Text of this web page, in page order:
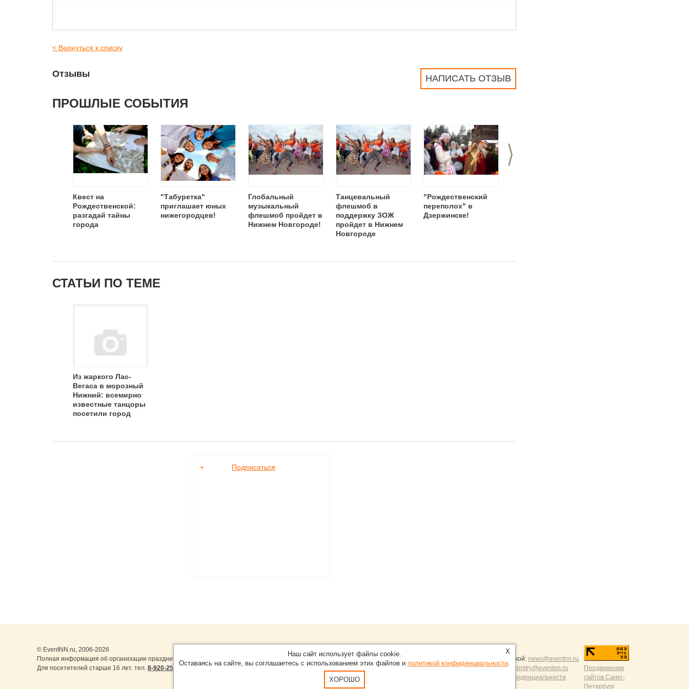
< Вернуться к списку
НАПИСАТЬ ОТЗЫВ
Отзывы
ПРОШЛЫЕ СОБЫТИЯ
>
Квест на
Рождественской:
разгадай тайны
города
"Табуретка"
приглашает юных
нижегородцев!
Глобальный
музыкальный
флешмоб пройдет в
Нижнем Новгороде!
Танцевальный
флешмоб в
поддержку ЗОЖ
пройдет в Нижнем
Новгороде
"Рождественский
переполох" в
Дзержинске!
СТАТЬИ ПО ТЕМЕ
Из жаркого Лас-
Вегаса в морозный
Нижний: всемирно
известные танцоры
посетили город
+ Подписаться
© EventNN.ru, 2006-2026
Полная информация об организации праздничных мероприятий в Нижнем Новгороде.
Для посетителей старше 16 лет. тел. 8-920-253-22-14 8-999-077-15-51
О проекте
Карта сайта
Обращайтесь на портал
С новостями, пресс-релизами и разумной критикой: news@eventnn.ru
По вопросам добавления информации на сайт: dmitry@eventnn.ru
Пользовательское Соглашение и политика конфиденциальности
Продвижение
сайтов Санкт-
Петербург
X
Наш сайт использует файлы cookie.
Оставаясь на сайте, вы соглашаетесь с использованием этих файлов и политикой конфиденциальности.
ХОРОШО